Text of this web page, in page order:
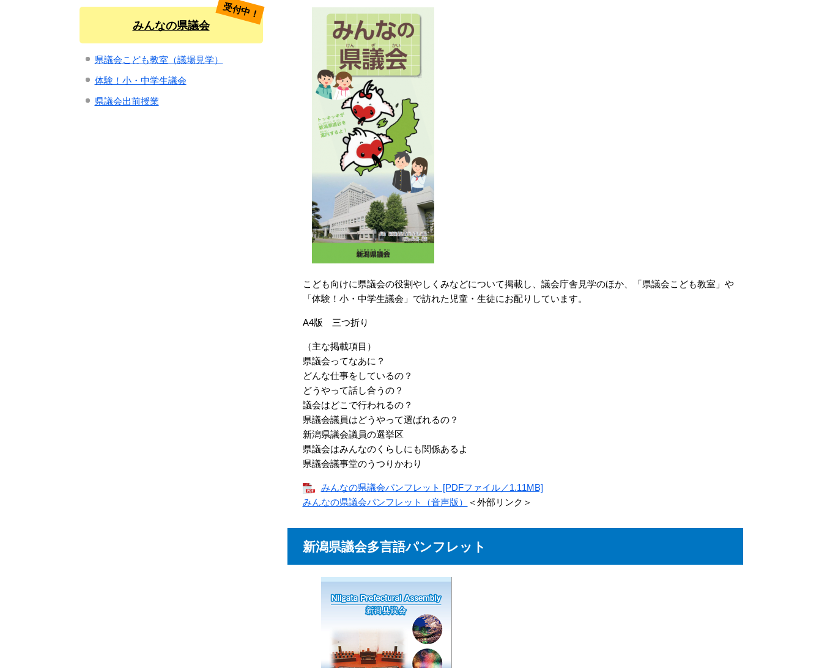
こども向けに県議会の役割やしくみなどについて掲載し、議会庁舎見学のほか、「県議会こども教室」や
「体験！小・中学生議会」で訪れた児童・生徒にお配りしています。
A4版 三つ折り
（主な掲載項目）
県議会ってなあに？
どんな仕事をしているの？
どうやって話し合うの？
議会はどこで行われるの？
県議会議員はどうやって選ばれるの？
新潟県議会議員の選挙区
県議会はみんなのくらしにも関係あるよ
県議会議事堂のうつりかわり
みんなの県議会パンフレット [PDFファイル／1.11MB]
みんなの県議会パンフレット（音声版）
＜外部リンク＞
新潟県議会多言語パンフレット
みんなの県議会
受付中！
県議会こども教室（議場見学）
体験！小・中学生議会
県議会出前授業